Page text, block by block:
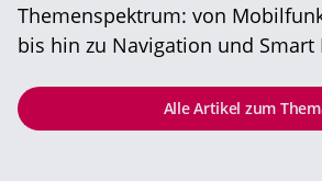
Themenspektrum: von
bis hin zu Navigation und Smart
Alle Artikel zum